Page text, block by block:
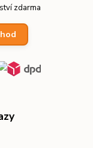
zdarma